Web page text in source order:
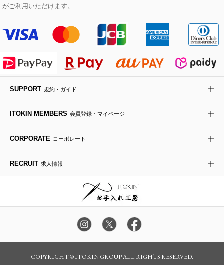
Maison de CINQ
MK MICHEL KLEIN BAG
HIROKO KOSHINO
ライダースジャケット
デニムジャケット
ダウンジャケット・コート
ハンカチ・バンダナ
手袋
チャーム・ストラップ
バックパック・リュック
ボディバッグ・メッセンジャーバッグ
トラベルバッグ
フラットシューズ
ローファー
ドレスシューズ
カサブランカ・カラー
ラナンキュラス
ポプリアレンジ＆フレグランス
がご利用いただけます。
SUPPORT 規約・ガイド
ITOKIN MEMBERS 会員登録・マイページ
CORPORATE コーポレート
RECRUIT 求人情報
COPYRIGHT © ITOKIN GROUP ALL RIGHTS RESERVED.